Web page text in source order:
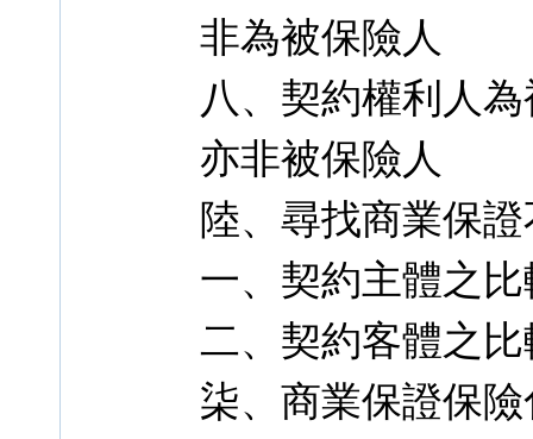
非為被保險人
八、契約權利人
亦非被保險人
陸、尋找商業保
一、契約主體之比
二、契約客體之比
柒、商業保證保